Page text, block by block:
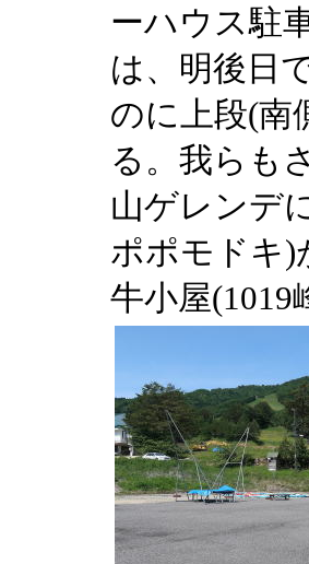
ーハウス駐
は、明後日
のに上段(南
る。我らも
山ゲレンデ
ポポモドキ)
牛小屋